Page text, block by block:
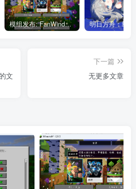
{
to retrieve artifacts
docs.gradle.org/current/
information about
名为 fanfan 的仓库，地址是
repository/maven-
啦
模组发布: FanWindow-芒果窗～
文
下一篇
无更多文章